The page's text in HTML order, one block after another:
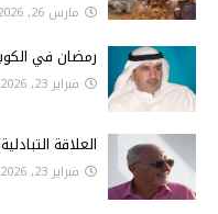
مارس 26, 2026
رمضان في
فبراير 23, 2026
العلاقة
فبراير 23, 2026